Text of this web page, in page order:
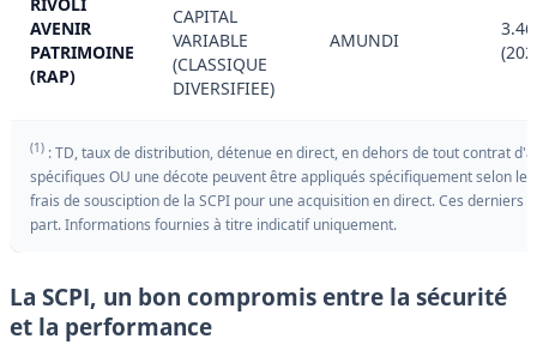
RIVOLI
AVENIR
PATRIMOINE
(RAP)
CAPITAL
VARIABLE
(CLASSIQUE
DIVERSIFIEE)
AMUNDI
(1) : TD, taux de distribution, détenue en direct, en dehors de tout contrat
spécifiques OU une décote peuvent être appliqués spécifiquement selon
frais de sousciption de la SCPI pour une acquisition en direct. Ces derniers
part. Informations fournies à titre indicatif uniquement.
La SCPI, un bon compromis entre la sécurité
et la performance